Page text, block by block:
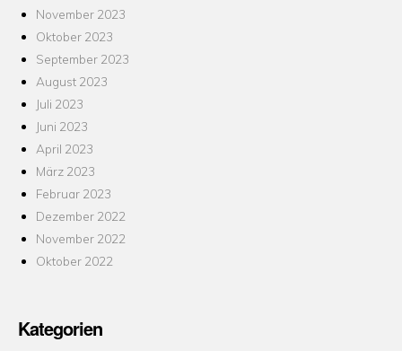
November 2023
Oktober 2023
September 2023
August 2023
Juli 2023
Juni 2023
April 2023
März 2023
Februar 2023
Dezember 2022
November 2022
Oktober 2022
Kategorien